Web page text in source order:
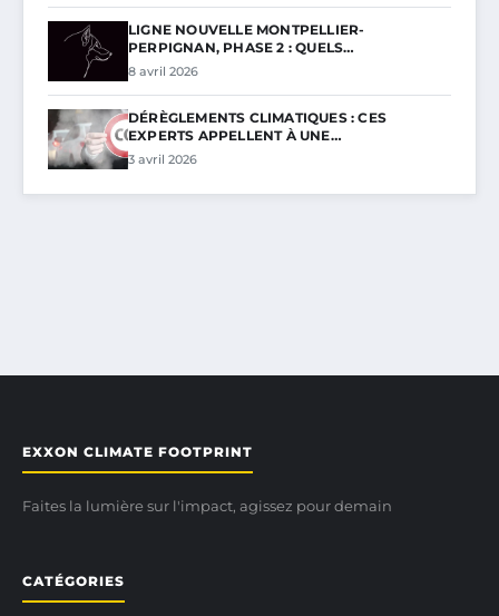
LIGNE NOUVELLE MONTPELLIER-
PERPIGNAN, PHASE 2 : QUELS…
8 avril 2026
DÉRÈGLEMENTS CLIMATIQUES : CES
EXPERTS APPELLENT À UNE…
3 avril 2026
EXXON CLIMATE FOOTPRINT
Faites la lumière sur l'impact, agissez pour demain
CATÉGORIES